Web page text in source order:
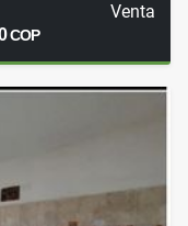
Venta
COP